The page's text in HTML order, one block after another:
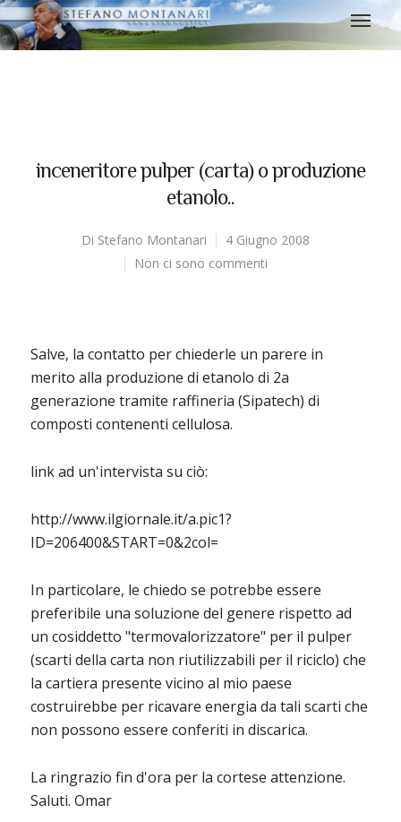
inceneritore pulper (carta) o produzione
etanolo..
Di Stefano Montanari
4 Giugno 2008
Non ci sono commenti
Salve, la contatto per chiederle un parere in
merito alla produzione di etanolo di 2a
generazione tramite raffineria (Sipatech) di
composti contenenti cellulosa.
link ad un'intervista su ciò:
http://www.ilgiornale.it/a.pic1?
ID=206400&START=0&2col=
In particolare, le chiedo se potrebbe essere
preferibile una soluzione del genere rispetto ad
un cosiddetto "termovalorizzatore" per il pulper
(scarti della carta non riutilizzabili per il riciclo) che
la cartiera presente vicino al mio paese
costruirebbe per ricavare energia da tali scarti che
non possono essere conferiti in discarica.
La ringrazio fin d'ora per la cortese attenzione.
Saluti. Omar